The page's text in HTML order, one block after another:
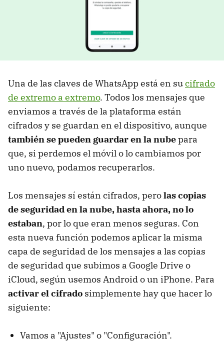
Una de las claves de WhatsApp está en sucifrado
de extremo a extremo. Todos los mensajes que
enviamos a través de la plataforma están
cifrados y se guardan en el dispositivo, aunque
también se pueden guardar en la nubepara
que, si perdemos el móvil o lo cambiamos por
uno nuevo, podamos recuperarlos.
Los mensajes sí están cifrados, perolas copias
de seguridad en la nube, hasta ahora, no lo
estaban, por lo que eran menos seguras. Con
esta nueva función podemos aplicar la misma
capa de seguridad de los mensajes a las copias
de seguridad que subimos a Google Drive o
iCloud, según usemos Android o un iPhone. Para
activar el cifrado simplemente hay que hacer lo
siguiente:
Vamos a "Ajustes" o "Configuración".